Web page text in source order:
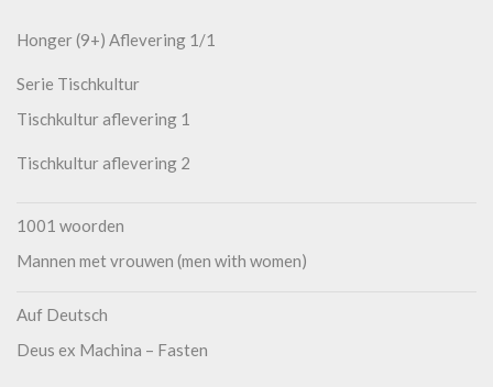
Honger (9+) Aflevering 1/1
Serie Tischkultur
Tischkultur aflevering 1
Tischkultur aflevering 2
1001 woorden
Mannen met vrouwen (men with women)
Auf Deutsch
Deus ex Machina – Fasten